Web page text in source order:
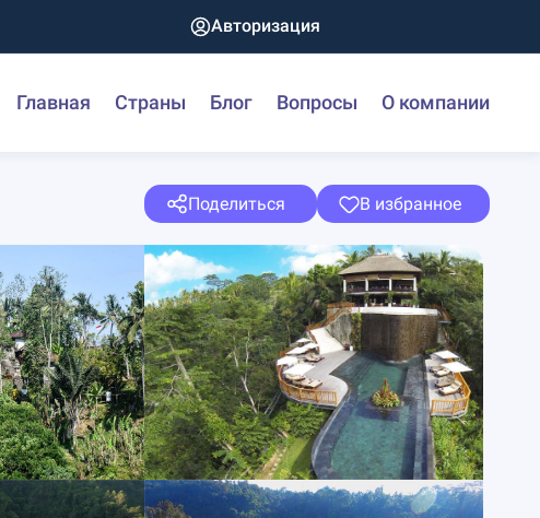
Авторизация
Главная Страны Блог Вопросы О компании
Поделиться В избранное